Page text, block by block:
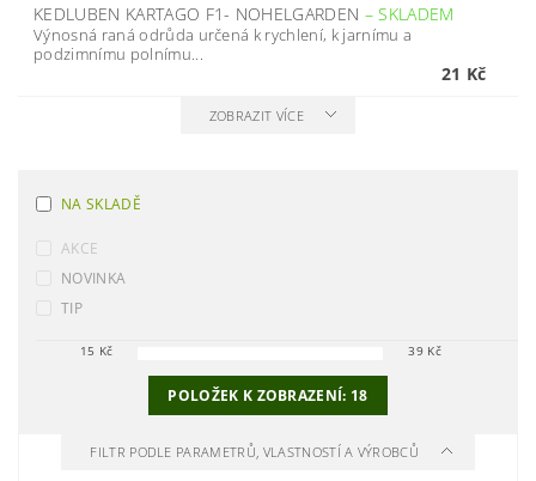
KEDLUBEN KARTAGO F1- NOHELGARDEN – SKLADEM
Výnosná raná odrůda určená k rychlení, k jarnímu a
podzimnímu polnímu...
21 Kč
ZOBRAZIT VÍCE
NA SKLADĚ
AKCE
NOVINKA
TIP
15 Kč 39Kč
POLOŽEK K ZOBRAZENÍ: 18
FILTR PODLE PARAMETRŮ, VLASTNOSTÍ A VÝROBCŮ